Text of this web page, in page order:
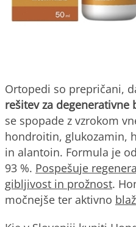
Ortopedi so prepričani,
rešitev za degenerativne
se spopade z vzrokom
hondroitin, glukozamin,
in alantoin. Formula je
93 %. Pospešuje
gibljivost in prožnost.
močnejše ter aktivno